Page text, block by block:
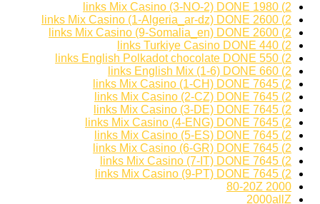
2) 1980 links Mix Casino (3-NO-2) DONE
2) 2600 links Mix Casino (1-Algeria_ar-dz) DONE
2) 2600 links Mix Casino (9-Somalia_en) DONE
2) 440 links Turkiye Casino DONE
2) 550 links English Polkadot chocolate DONE
2) 660 links English Mix (1-6) DONE
2) 7645 links Mix Casino (1-CH) DONE
2) 7645 links Mix Casino (2-CZ) DONE
2) 7645 links Mix Casino (3-DE) DONE
2) 7645 links Mix Casino (4-ENG) DONE
2) 7645 links Mix Casino (5-ES) DONE
2) 7645 links Mix Casino (6-GR) DONE
2) 7645 links Mix Casino (7-IT) DONE
2) 7645 links Mix Casino (9-PT) DONE
2000 80-20Z
2000allZ